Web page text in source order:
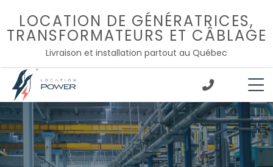
contenu
LOCATION DE GÉNÉRATRICES,
TRANSFORMATEURS ET CÂBLAGE
Livraison et installation partout au Québec